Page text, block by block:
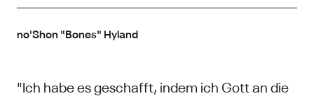
no'Shon "Bones" Hyland
"Ich habe es geschafft, indem ich Gott an die